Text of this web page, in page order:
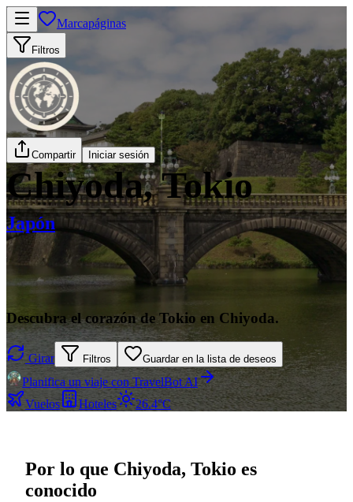
Marcapáginas
Filtros
Compartir Iniciar sesión
Chiyoda, Tokio
Japón
Descubra el corazón de Tokio en Chiyoda.
Girar Filtros Guardar en la lista de deseos
Planifica un viaje con TravelBot AI
Vuelos
Hoteles 26.4°C
Por lo que Chiyoda, Tokio es
conocido